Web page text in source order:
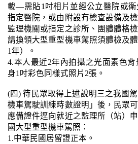
載—需貼1吋相片並經公立醫院或衛
指定醫院，或由附設有檢查設備及
監理機關或指定之診所、團體體格
請換領大型重型機車駕照須體檢及
1年）。
4.本人最近2年內拍攝之光面素色
身1吋彩色同樣式照片2張。
(四) 待民眾取得上述說明三之我國
機車駕駛訓練時數證明」後，民眾
應備證件逕向就近之監理所（站）
國大型重型機車駕照：
1.中華民國居留證正本。